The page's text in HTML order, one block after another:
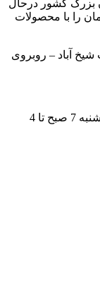
بزرگ کشور درحال
را با محصولات
شیخ آباد – روبروی
شنبه تا چهارشنبه از ساعت 7 صبح تا 18 – پنج شنبه 7 صبح تا 4